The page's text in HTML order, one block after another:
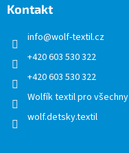
Kontakt
info@wolf-textil.cz
+420 603 530 322
+420 603 530 322
Wolfík textil pro všechny
wolf.detsky.textil